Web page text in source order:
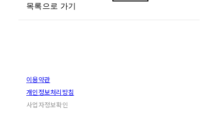
목록으로 가기
이용약관
개인정보처리방침
사업자정보확인